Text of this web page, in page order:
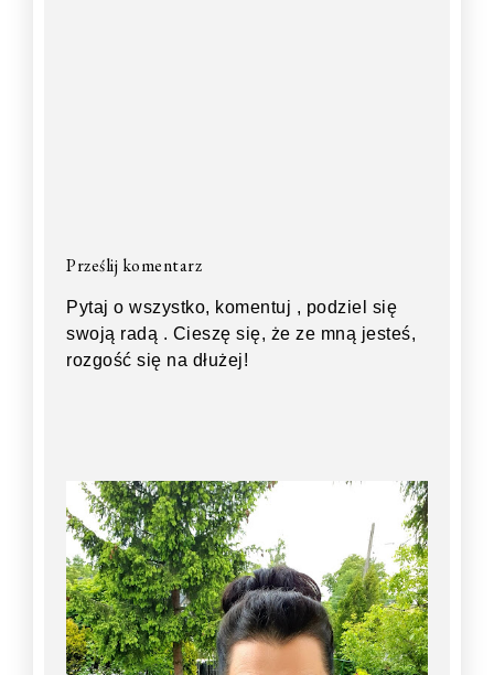
Prześlij komentarz
Pytaj o wszystko, komentuj , podziel się
swoją radą . Cieszę się, że ze mną jesteś,
rozgość się na dłużej!